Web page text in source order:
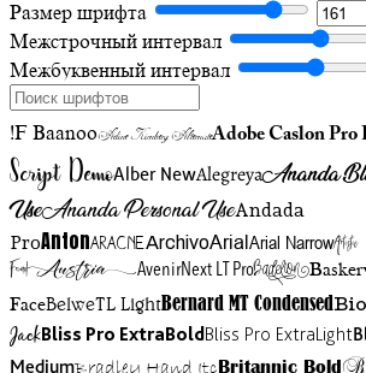
Размер шрифта
Межстрочный интервал
Межбуквенный интервал
!F BaanooAdine Kirnberg AlternateAdobe Caslon Pro
Script DemoAlber NewAlegreyaAnanda
UseAnanda Personal UseAndada
ProAntonAracneArchivoArialArial NarrowArtistic
FriendAustriaAvenirNext LT ProBadelion
FaceBelweTL LightBernard MT Condensed
JackBliss Pro ExtraBoldBliss Pro ExtraLight
Medium
Britannic Bold